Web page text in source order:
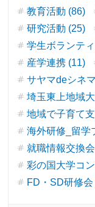
教育活動 (86)
研究活動 (25)
学生ボランテ
産学連携 (11)
サヤマdeシネ
埼玉東上地域
地域で子育て
海外研修_留学
就職情報交換
彩の国大学コ
FD・SD研修会